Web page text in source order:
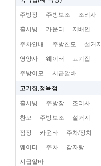
주방장 주방보조 조리사
홀서빙 카운터 지배인
주차안내 주방찬모 설거지
영양사 웨이터 고기집
주방이모 시급알바
고기집,정육점
홀서빙 주방장 조리사
찬모 주방보조 설거지
점장 카운타 주차/장치
웨이터 주차 감자탕
시급알바